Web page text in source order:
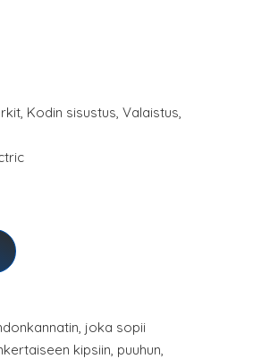
, Kodin sisustus, Valaistus,
joka sopii
kipsiin, puuhun,